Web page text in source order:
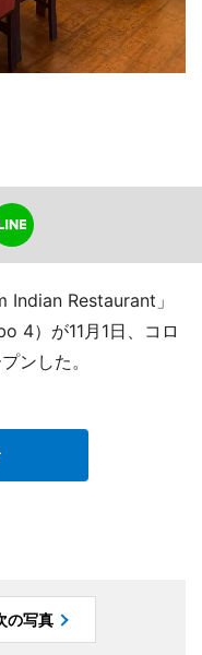
Indian Restaurant」
4）が11月1日、コロ
ンした。
の写真